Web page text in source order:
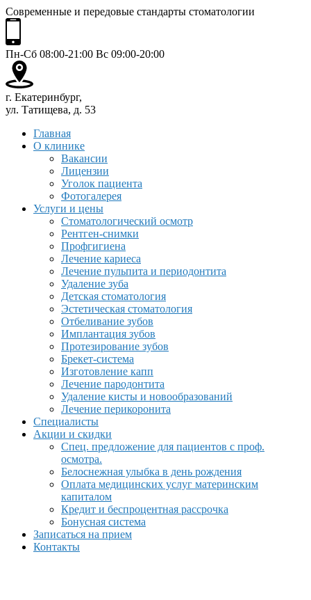
Современные и передовые стандарты стоматологии
Пн-Сб 08:00-21:00 Вс 09:00-20:00
г. Екатеринбург,
ул. Татищева, д. 53
Главная
О клинике
Вакансии
Лицензии
Уголок пациента
Фотогалерея
Услуги и цены
Стоматологический осмотр
Рентген-снимки
Профгигиена
Лечение кариеса
Лечение пульпита и периодонтита
Удаление зуба
Детская стоматология
Эстетическая стоматология
Отбеливание зубов
Имплантация зубов
Протезирование зубов
Брекет-система
Изготовление капп
Лечение пародонтита
Удаление кисты и новообразований
Лечение перикоронита
Специалисты
Акции и скидки
Спец. предложение для пациентов с проф.
осмотра.
Белоснежная улыбка в день рождения
Оплата медицинских услуг материнским
капиталом
Кредит и беспроцентная рассрочка
Бонусная система
Записаться на прием
Контакты